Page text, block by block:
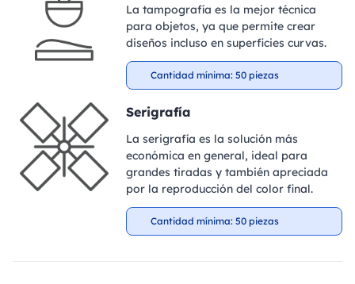
La tampografía es la mejor técnica
para objetos, ya que permite crear
diseños incluso en superficies curvas.
Cantidad mínima: 50 piezas
Serigrafía
La serigrafía es la solución más
económica en general, ideal para
grandes tiradas y también apreciada
por la reproducción del color final.
Cantidad mínima: 50 piezas